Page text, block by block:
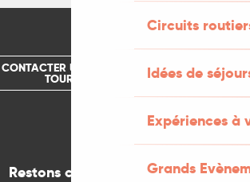
Circuits
Idées de
Expériences à
Grands
CONTACTER UN OFFICE DE
TOURISME
Restons connectés